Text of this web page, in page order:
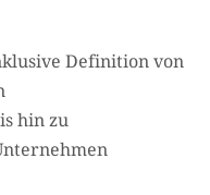
Definition von
hin zu